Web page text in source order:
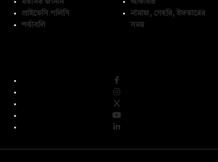
মতামত জানান
প্রাইভেসি পলিসি
শর্তাবলি
আর্কাইভ
নামাজ, সেহরি, ইফতারের
সময়